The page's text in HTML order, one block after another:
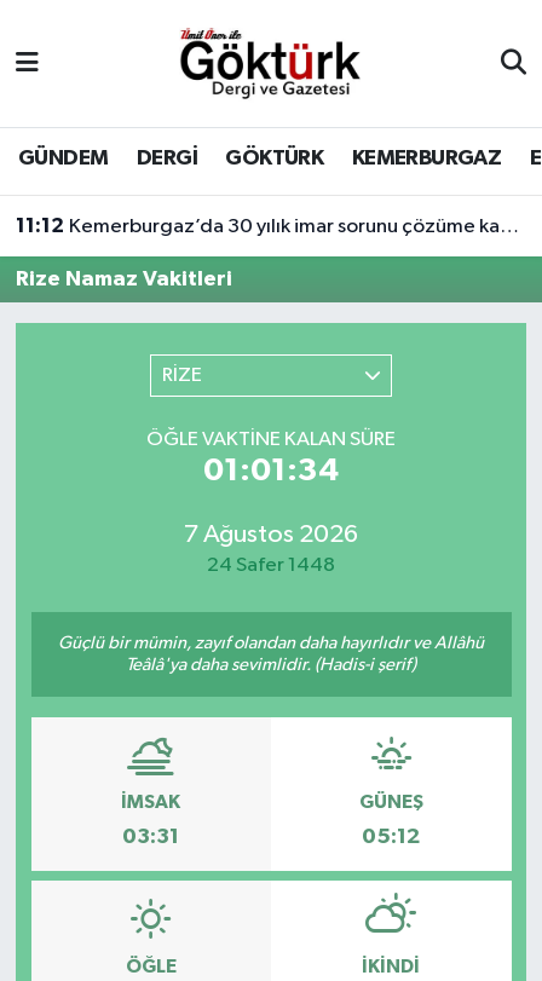
GÜNDEM DERGİ GÖKTÜRK KEMERBURGAZ
11:12 Kemerburgaz’da 30 yılık imar sorunu çözüme kavuşuyor
Rize Namaz Vakitleri
RİZE
ÖĞLE VAKTINE KALAN SÜRE
01:01:34
7 Ağustos 2026
24 Safer 1448
Güçlü bir mümin, zayıf olandan daha hayırlıdır ve Allâhü
Teâlâ'ya daha sevimlidir. (Hadis-i şerif)
İMSAK
03:31
GÜNEŞ
05:12
ÖĞLE İKINDI
BİLİM
DERGİ
DÜNYA
EKONOMİ
KÜLTÜR - SANAT
ÖZEL HABER
SAĞLIK
TEKNOLOJİ
Eyüpsultan Hava Durumu
Eyüpsultan Trafik Yoğunluk Haritası
Süper Lig Puan Durumu ve Fikstür
Tüm Manşetler
Haber Arşivi